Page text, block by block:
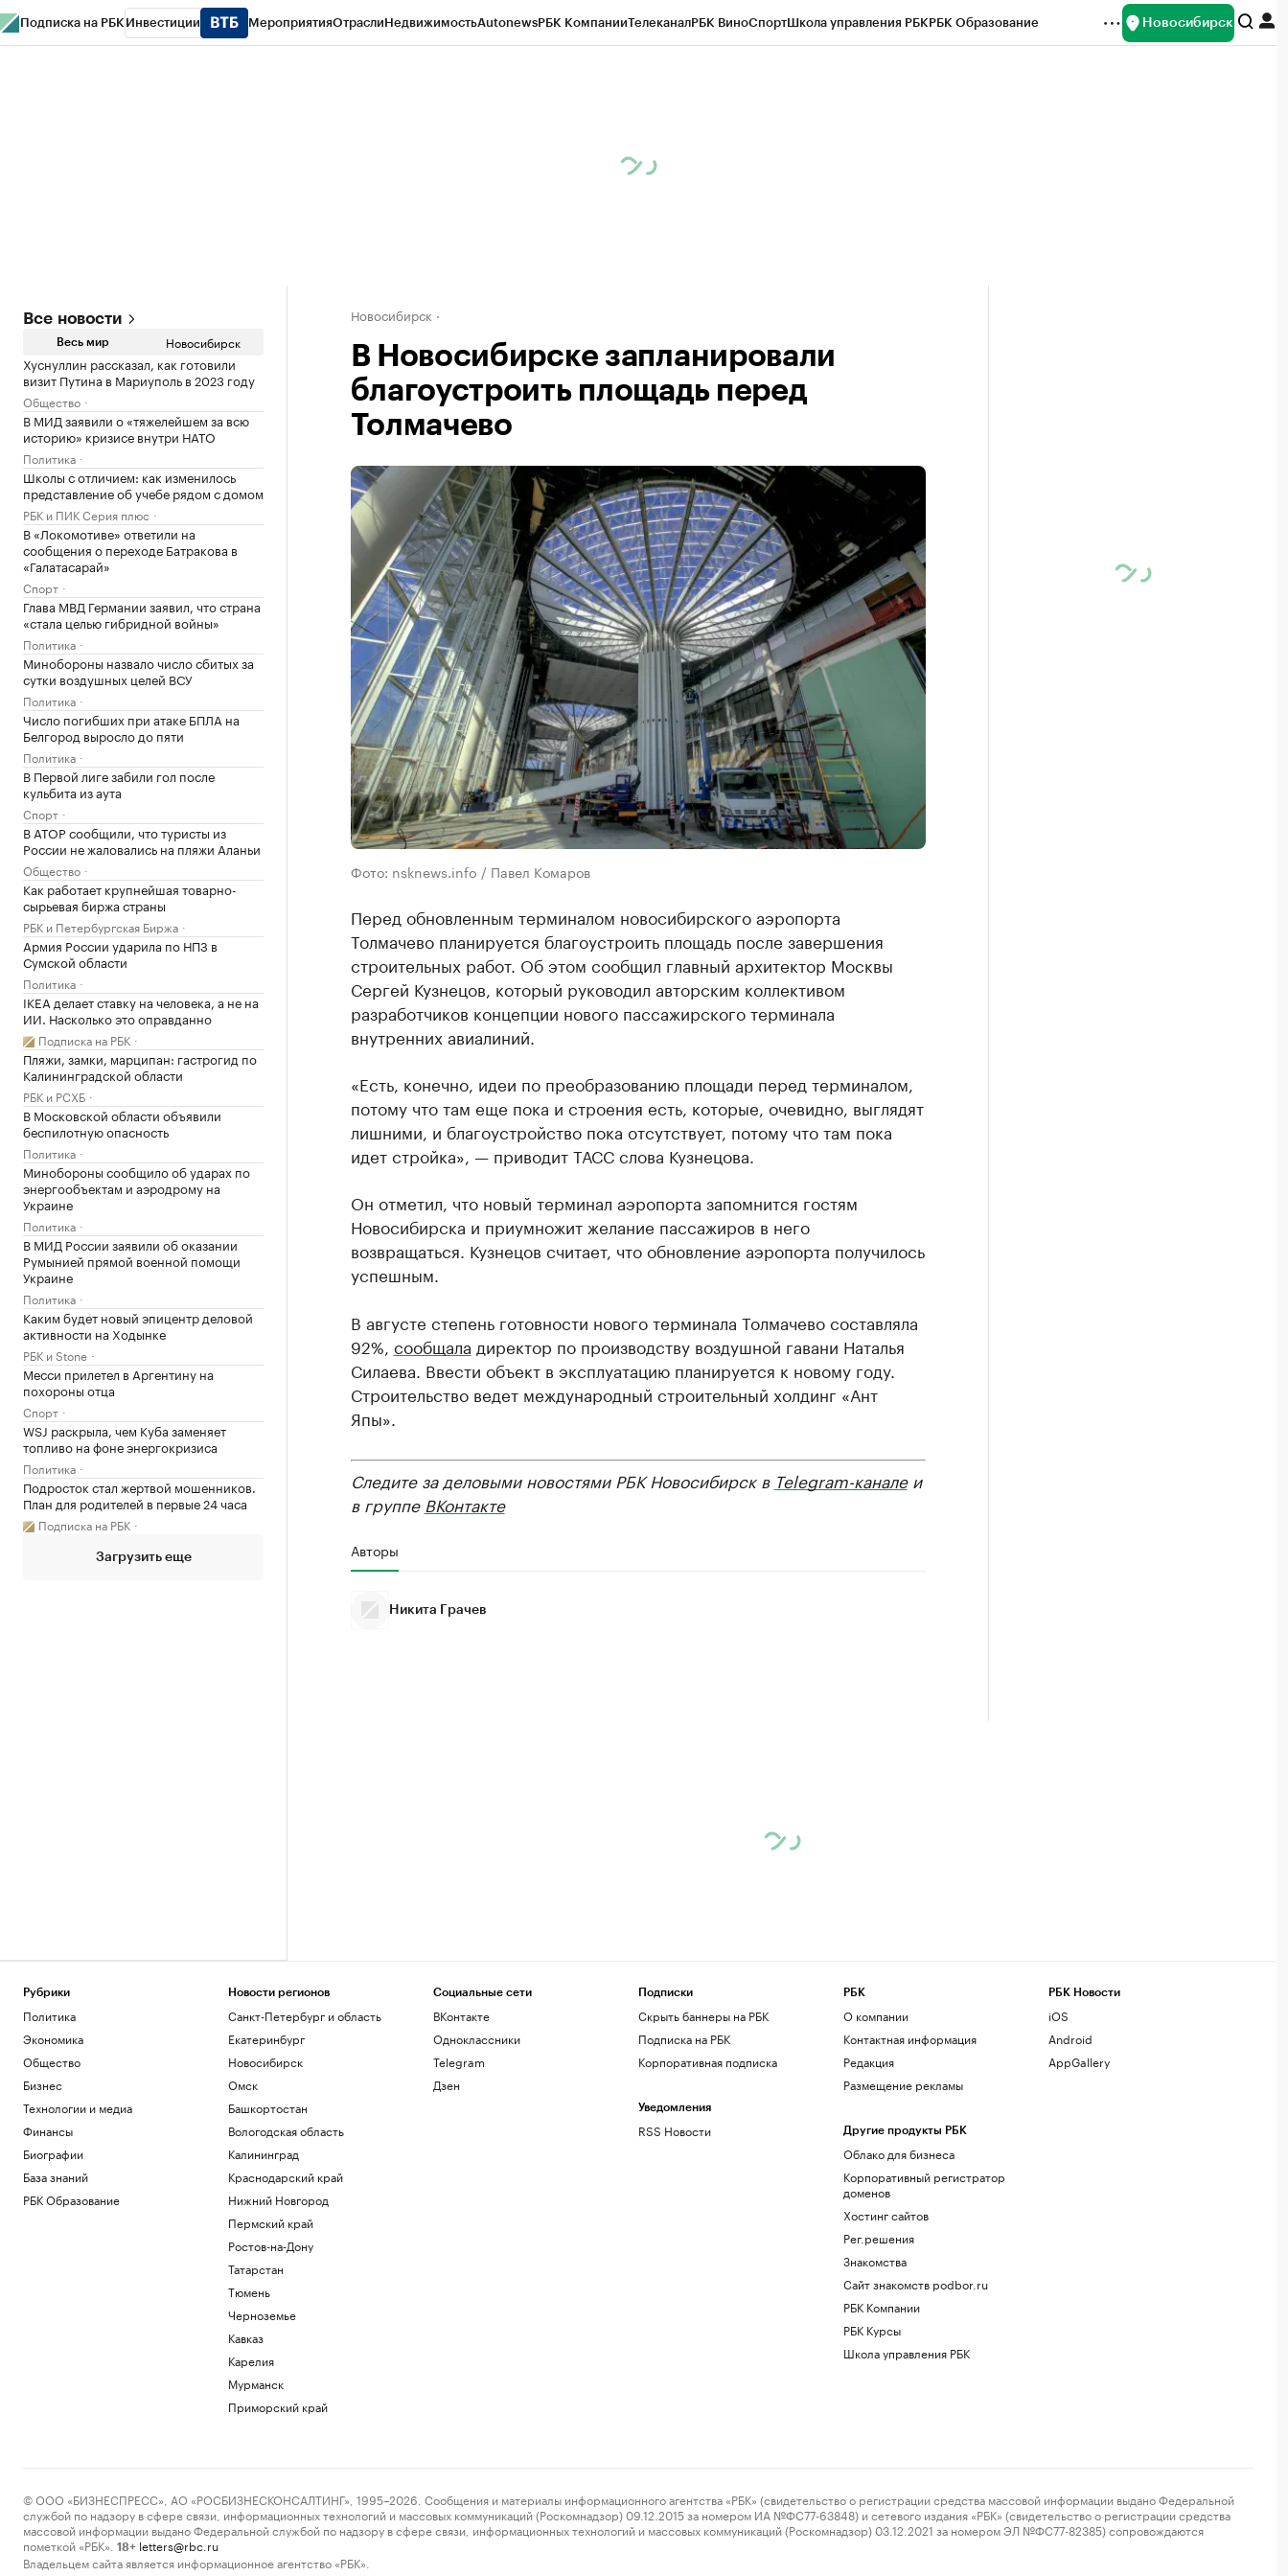
Подписка на РБК Инвестиции МероприятияОтраслиНедвижимостьAutonewsРБК КомпанииТелеканалРБК ВиноСпортШкола управления РБКРБК Образование Новосибирск
Все новости
Весь мир Новосибирск
Хуснуллин рассказал, как готовили
визит Путина в Мариуполь в 2023 году
Общество
В МИД заявили о «тяжелейшем за всю
историю» кризисе внутри НАТО
Политика
Школы с отличием: как изменилось
представление об учебе рядом с домом
РБК и ПИК Серия плюс
В «Локомотиве» ответили на
сообщения о переходе Батракова в
«Галатасарай»
Спорт
Глава МВД Германии заявил, что страна
«стала целью гибридной войны»
Политика
Минобороны назвало число сбитых за
сутки воздушных целей ВСУ
Политика
Число погибших при атаке БПЛА на
Белгород выросло до пяти
Политика
В Первой лиге забили гол после
кульбита из аута
Спорт
В АТОР сообщили, что туристы из
России не жаловались на пляжи Аланьи
Общество
Как работает крупнейшая товарно-
сырьевая биржа страны
РБК и Петербургская Биржа
Армия России ударила по НПЗ в
Сумской области
Политика
IKEA делает ставку на человека, а не на
ИИ. Насколько это оправданно
Подписка на РБК
Пляжи, замки, марципан: гастрогид по
Калининградской области
РБК и РСХБ
В Московской области объявили
беспилотную опасность
Политика
Минобороны сообщило об ударах по
энергообъектам и аэродрому на
Украине
Политика
В МИД России заявили об оказании
Румынией прямой военной помощи
Украине
Политика
Каким будет новый эпицентр деловой
активности на Ходынке
РБК и Stone
Месси прилетел в Аргентину на
похороны отца
Спорт
WSJ раскрыла, чем Куба заменяет
топливо на фоне энергокризиса
Политика
Подросток стал жертвой мошенников.
План для родителей в первые 24 часа
Подписка на РБК
Загрузить еще
Новосибирск
В Новосибирске запланировали
благоустроить площадь перед
Толмачево
Фото: nsknews.info / Павел Комаров
Перед обновленным терминалом новосибирского аэропорта
Толмачево планируется благоустроить площадь после завершения
строительных работ. Об этом сообщил главный архитектор Москвы
Сергей Кузнецов, который руководил авторским коллективом
разработчиков концепции нового пассажирского терминала
внутренних авиалиний.
«Есть, конечно, идеи по преобразованию площади перед терминалом,
потому что там еще пока и строения есть, которые, очевидно, выглядят
лишними, и благоустройство пока отсутствует, потому что там пока
идет стройка», — приводит ТАСС слова Кузнецова.
Он отметил, что новый терминал аэропорта запомнится гостям
Новосибирска и приумножит желание пассажиров в него
возвращаться. Кузнецов считает, что обновление аэропорта получилось
успешным.
В августе степень готовности нового терминала Толмачево составляла
92%, сообщала директор по производству воздушной гавани Наталья
Силаева. Ввести объект в эксплуатацию планируется к новому году.
Строительство ведет международный строительный холдинг «Ант
Япы».
Следите за деловыми новостями РБК Новосибирск в Telegram-каналеи
в группе ВКонтакте
Авторы
Никита Грачев
Рубрики
Политика
Экономика
Общество
Бизнес
Технологии и медиа
Финансы
Биографии
База знаний
РБК Образование
Новости регионов
Санкт-Петербург и область
Екатеринбург
Новосибирск
Омск
Башкортостан
Вологодская область
Калининград
Краснодарский край
Нижний Новгород
Пермский край
Ростов-на-Дону
Татарстан
Тюмень
Черноземье
Кавказ
Карелия
Мурманск
Приморский край
Социальные сети
ВКонтакте
Одноклассники
Telegram
Дзен
Подписки
Скрыть баннеры на РБК
Подписка на РБК
Корпоративная подписка
Уведомления
RSS Новости
РБК
О компании
Контактная информация
Редакция
Размещение рекламы
Другие продукты РБК
Облако для бизнеса
Корпоративный регистратор
доменов
Хостинг сайтов
Рег.решения
Знакомства
Сайт знакомств podbor.ru
РБК Компании
РБК Курсы
Школа управления РБК
РБК Новости
iOS
Android
AppGallery
© ООО «БИЗНЕСПРЕСС», АО «РОСБИЗНЕСКОНСАЛТИНГ», 1995–2026. Сообщения и материалы информационного агентства «РБК» (свидетельство о регистрации средства массовой информации выдано Федеральной
службой по надзору в сфере связи, информационных технологий и массовых коммуникаций (Роскомнадзор) 09.12.2015 за номером ИА №ФС77-63848) и сетевого издания «РБК» (свидетельство о регистрации средства
массовой информации выдано Федеральной службой по надзору в сфере связи, информационных технологий и массовых коммуникаций (Роскомнадзор) 03.12.2021 за номером ЭЛ №ФС77-82385) сопровождаются
пометкой «РБК».
18+ letters@rbc.ru
Владельцем сайта является информационное агентство «РБК».